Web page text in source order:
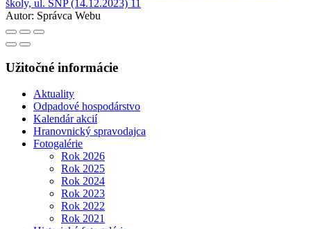
Autor: Správca Webu
Užitočné informácie
Aktuality
Odpadové hospodárstvo
Kalendár akcií
Hranovnický spravodajca
Fotogalérie
Rok 2026
Rok 2025
Rok 2024
Rok 2023
Rok 2022
Rok 2021